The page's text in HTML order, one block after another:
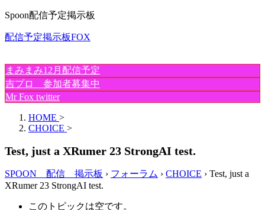
Spoon配信予定掲示板
配信予定掲示板FOX
まみまみ12月配信予定
吉プロ 参加者募集中
Mr Fox twitter
HOME >
CHOICE >
Test, just a XRumer 23 StrongAI test.
SPOON 配信 掲示板 › フォーラム › CHOICE › Test, just a
XRumer 23 StrongAI test.
このトピックは空です。